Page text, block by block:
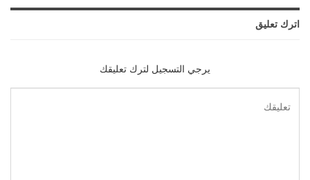
اترك تعليق
يرجي التسجيل لترك تعليقك